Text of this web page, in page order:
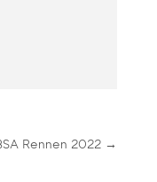
Rennen 2022 →